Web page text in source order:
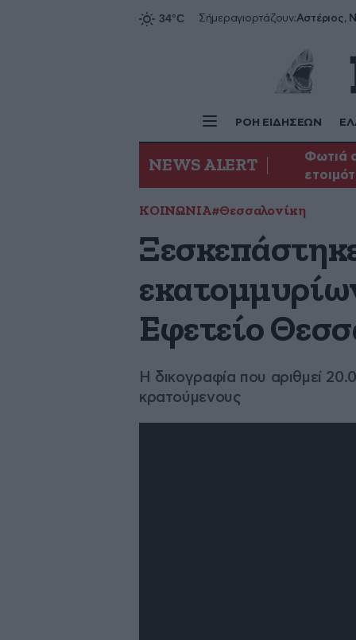
Σήμεραγιορτάζουν:Αστέριος,
ΡΟΗ ΕΙΔΗΣΕΩΝ
NEWS ALERT
Φωτιά
ΚΟΙΝΩΝΙΑ#Θεσσαλονίκη
Εφετείο
Η δικογραφία που αριθμεί
κρατούμενους